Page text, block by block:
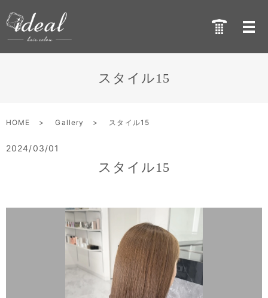
スタイル15
HOME Gallery スタイル15
2024/03/01
スタイル15